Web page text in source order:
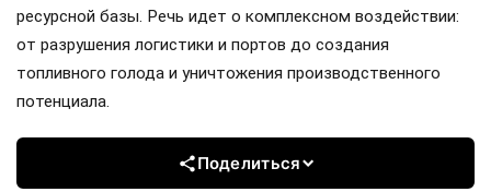
ресурсной базы. Речь идет о комплексном воздействии:
от разрушения логистики и портов до создания
топливного голода и уничтожения производственного
потенциала.
Поделиться